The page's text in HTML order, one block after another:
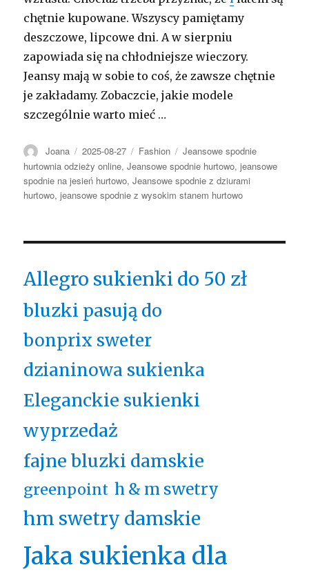
chętnie kupowane. Wszyscy pamiętamy
deszczowe, lipcowe dni. A w sierpniu
zapowiada się na chłodniejsze wieczory.
Jeansy mają w sobie to coś, że zawsze chętnie
je zakładamy. Zobaczcie, jakie modele
szczególnie warto mieć …
Autor
Joana Opublikowano
2025-08-27 Kategorie
Fashion Tagi
Jeansowe spodnie
hurtownia odzieży online,Jeansowe spodnie hurtowo,jeansowe
spodnie na jesień hurtowo,Jeansowe spodnie z dziurami
hurtowo,jeansowe spodnie z wysokim stanem hurtowo
Allegro sukienki do 50 zł
bluzki pasują do
bonprix sweter
dzianinowa sukienka
Eleganckie sukienki
wyprzedaż
fajne bluzki damskie
greenpoint h & m swetry
hm swetry damskie
Jaka sukienka dla